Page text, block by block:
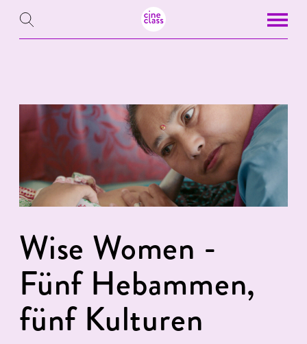
Wise Women -
Fünf Hebammen,
fünf Kulturen